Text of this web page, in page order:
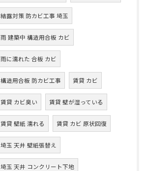
結露対策 防カビ工事 埼玉
雨 建築中 構造用合板 カビ
雨に濡れた 合板 カビ
構造用合板 防カビ工事 賃貸 カビ
賃貸 カビ臭い 賃貸 壁が湿っている
賃貸 壁紙 濡れる 賃貸 カビ 原状回復
埼玉 天井 壁紙張替え
埼玉 天井 コンクリート下地